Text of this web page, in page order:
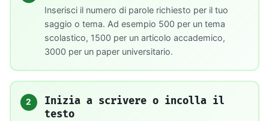
Inserisci il numero di parole richiesto per il tuo
saggio o tema. Ad esempio 500 per un tema
scolastico, 1500 per un articolo accademico,
3000 per un paper universitario.
2
Inizia a scrivere o incolla il
testo